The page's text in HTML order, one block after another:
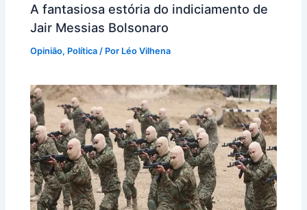
A fantasiosa estória do indiciamento de
Jair Messias Bolsonaro
Opinião, Política / Por Léo Vilhena